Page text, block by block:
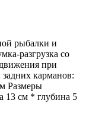
рыбалки и
разгрузка со
при
карманов:
Размеры
13 см * глубина 5